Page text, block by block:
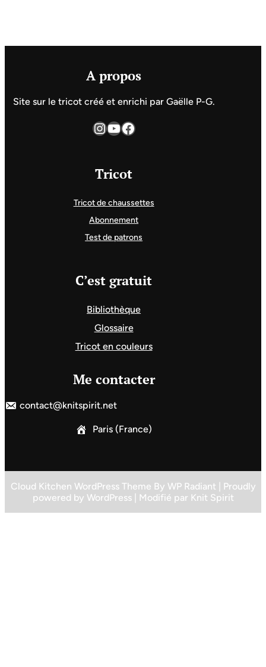
A propos
Site sur le tricot créé et enrichi par Gaëlle P-G.
InstagramYouTube Facebook
Tricot
Tricot de chaussettes
Abonnement
Test de patrons
C’est gratuit
Bibliothèque
Glossaire
Tricot en couleurs
Me contacter
contact@knitspirit.net
Paris (France)
Cloud Kitchen WordPress Theme By WP Radiant | Proudly
powered by WordPress| Modifié par Knit Spirit